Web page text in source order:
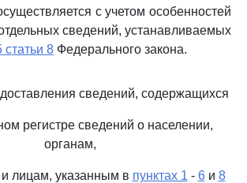
с учетом особенностей
сведений, устанавливаемых
статьи 8 Федерального закона.
сведений, содержащихся
регистре сведений о населении,
органам,
лицам, указанным в пунктах 1 - 6и 8